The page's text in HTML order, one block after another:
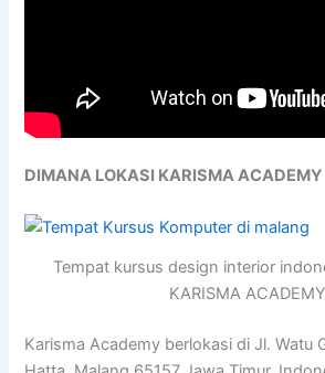
DIMANA LOKASI KARISMA ACADEMY
Tempat kursus design interior
KARISMA ACADEMY
Karisma Academy berlokasi di Jl. Watu